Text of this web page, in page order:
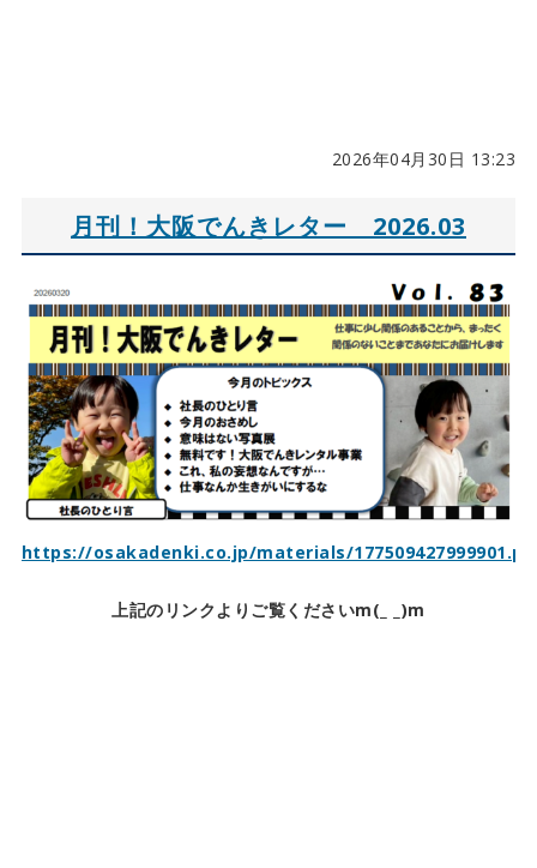
2026年04月30日 13:23
月刊！大阪でんきレター 2026.03
https://osakadenki.co.jp/materials/
上記のリンクよりご覧くださいm(_ _)m